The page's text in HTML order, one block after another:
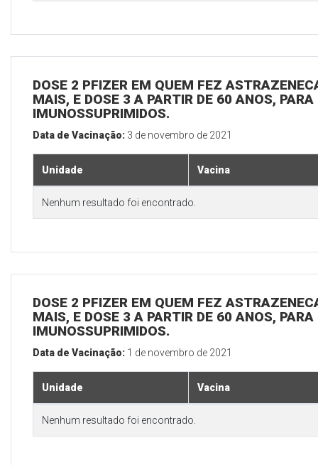
DOSE 2 PFIZER EM QUEM FEZ
MAIS, E DOSE 3 A PARTIR DE 60 ANOS,
IMUNOSSUPRIMIDOS.
Data de Vacinação: 3 de novembro de 2021
Unidade Vacina
Nenhum resultado foi encontrado.
DOSE 2 PFIZER EM QUEM FEZ
MAIS, E DOSE 3 A PARTIR DE 60 ANOS,
IMUNOSSUPRIMIDOS.
Data de Vacinação: 1 de novembro de 2021
Unidade Vacina
Nenhum resultado foi encontrado.